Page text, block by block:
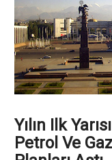
Yılın Ilk
Petrol Ve